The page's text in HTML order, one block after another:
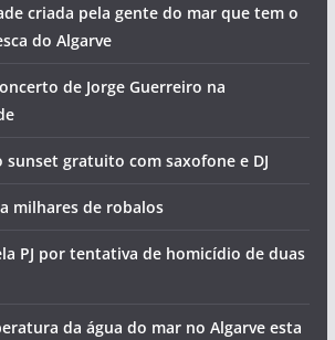
criada pela gente do mar que tem o
do Algarve
de Jorge Guerreiro na
sunset gratuito com saxofone e DJ
milhares de robalos
PJ por tentativa de homicídio de duas
da água do mar no Algarve esta